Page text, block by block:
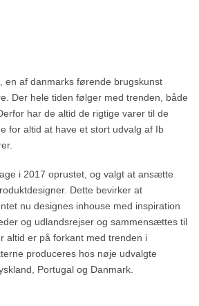
en af danmarks førende brugskunst
Der hele tiden følger med trenden, både
har de altid de rigtige varer til de
for altid at have et stort udvalg af Ib
i 2017 oprustet, og valgt at ansætte
Dette bevirker at
nu designes inhouse med inspiration
og udlandsrejser og sammensættes til
altid er på forkant med trenden i
produceres hos nøje udvalgte
Portugal og Danmark.